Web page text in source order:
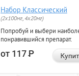
Набор Классический
(2x100мг, 4x20мг)
Попробуй и выбери
понравившийся препарат.
от 117Р